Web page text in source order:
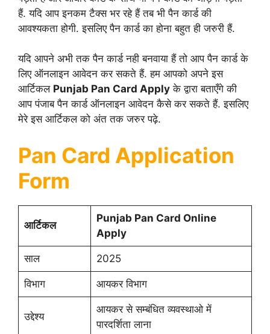
हैं. यदि आप इनकम टैक्स भर रहे हैं तब भी पैन कार्ड की
आवश्यकता होगी. इसलिए पैन कार्ड का होना बहुत ही जरुरी हैं.
यदि आपने अभी तक पैन कार्ड नही बनवाया हैं तो आप पैन कार्ड के
लिए ऑनलाइन आवेदन कर सकते हैं. हम आपको अपने इस
आर्टिकल Punjab Pan Card Apply के द्वारा बताएँगे की
आप पंजाब पैन कार्ड ऑनलाइन आवेदन कैसे कर सकते हैं. इसलिए
मेरे इस आर्टिकल को अंत तक जरुर पढ़े.
Pan Card Application
Form
आर्टिकल
Punjab Pan Card Online
Apply
साल 2025
विभाग आयकर विभाग
उद्देश्य
आयकर से सम्बंधित व्यवस्थाओ में
पारदर्शिता लाना